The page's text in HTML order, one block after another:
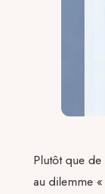
Plutôt que
au dilemme